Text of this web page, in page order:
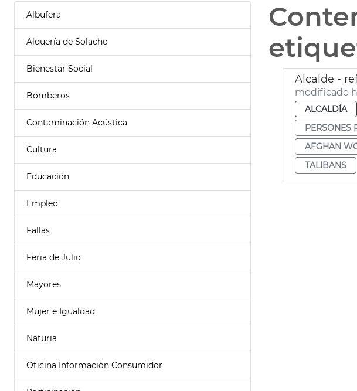
Albufera
Alquería de Solache
Bienestar Social
Bomberos
Contaminación Acústica
Cultura
Educación
Empleo
Fallas
Feria de Julio
Mayores
Mujer e Igualdad
Naturia
Oficina Información Consumidor
Alcalde -
modificado
ALCALDÍA
PERSONES
AFGHAN
TALIBANS